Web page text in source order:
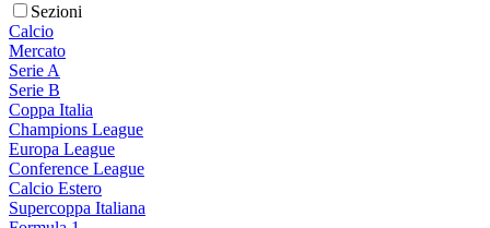
Sezioni
Calcio
Mercato
Serie A
Serie B
Coppa Italia
Champions League
Europa League
Conference League
Calcio Estero
Supercoppa Italiana